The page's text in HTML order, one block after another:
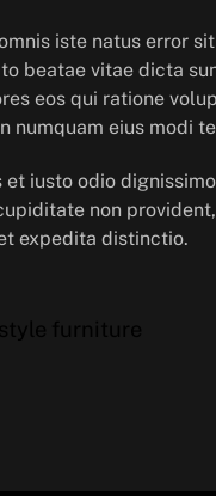
iste natus error
beatae vitae dicta
eos qui ratione
numquam eius modi
et iusto odio
non
expedita distinctio.